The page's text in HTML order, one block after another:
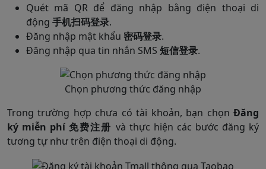
Quét mã QR để đăng nhập bằng điện thoại di
động 手机扫码登录.
Đăng nhập mật khẩu 密码登录.
Đăng nhập qua tin nhắn SMS 短信登录.
Chọn phương thức đăng nhập
Trong trường hợp chưa có tài khoản, bạn chọn Đăng
ký miễn phí 免费注册 và thực hiện các bước đăng ký
tương tự như trên điện thoại di động.